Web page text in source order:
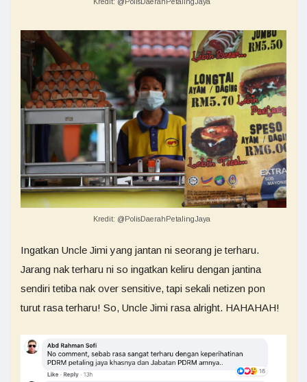
Kredit: @PolisDaerahPetalingJaya
Ingatkan Uncle Jimi yang jantan ni seorang je terharu.
Jarang nak terharu ni so ingatkan keliru dengan jantina
sendiri tetiba nak over sensitive, tapi sekali netizen pon
turut rasa terharu! So, Uncle Jimi rasa alright. HAHAHAH!